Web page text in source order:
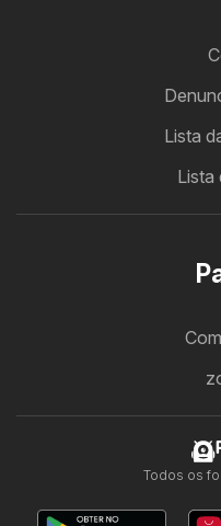
Lista
Lista
Todos os